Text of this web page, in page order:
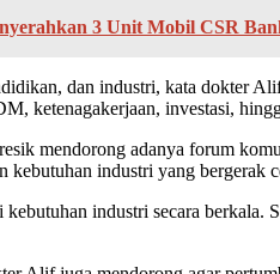
3 Unit Mobil CSR
dan industri, kata dokter
ketenagakerjaan, investasi,
mendorong adanya forum
kebutuhan industri yang bergerak
industri secara